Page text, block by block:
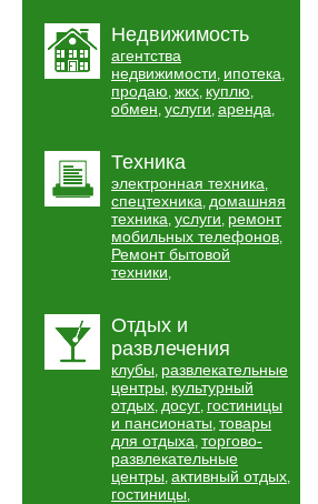
Недвижимость
агентства
недвижимости, ипотека,
продаю, жкх, куплю,
обмен, услуги, аренда,
Техника
электронная техника,
спецтехника, домашняя
техника, услуги, ремонт
мобильных телефонов,
Ремонт бытовой
техники,
Отдых и
развлечения
клубы, развлекательные
центры, культурный
отдых, досуг, гостиницы
и пансионаты, товары
для отдыха, торгово-
развлекательные
центры, активный отдых,
гостиницы,